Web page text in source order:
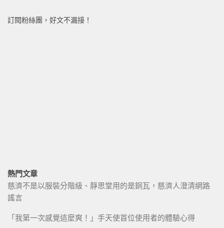
訂閱粉絲團，好文不漏接！
熱門文章
慈濟不是以服裝分階級、靜思堂用的是銅瓦，慈濟人澄清網路
謠言
「我第一次感覺這麼爽！」手天使首位使用者的體驗心得